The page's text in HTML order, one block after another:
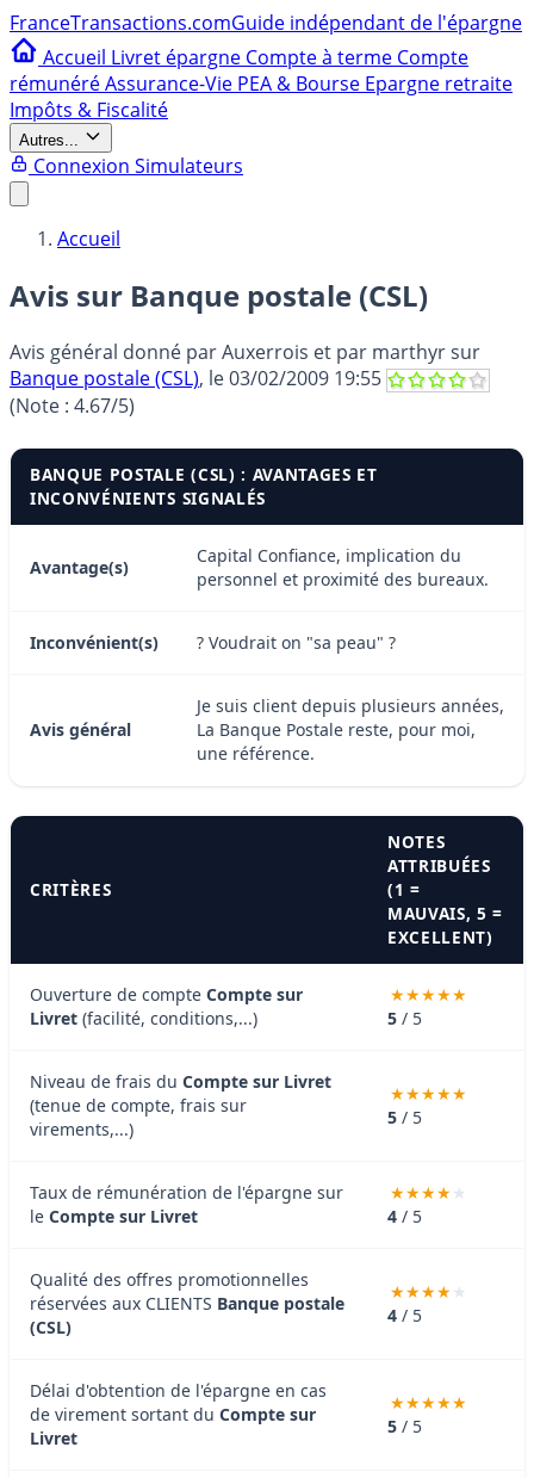
FranceTransactions.comGuide indépendant de l'épargne
Accueil Livret épargne Compte à terme Compte
rémunéréAssurance-Vie PEA & Bourse Epargne retraite
Impôts & Fiscalité
Autres...
Connexion Simulateurs
Accueil
Avis sur Banque postale (CSL)
Avis général donné parAuxerrois et par marthyrsur
Banque postale (CSL), le03/02/2009 19:55
(Note : 4.67/5)
BANQUE POSTALE (CSL) : AVANTAGES ET
INCONVÉNIENTS SIGNALÉS
Avantage(s)
Capital Confiance, implication du
personnel et proximité des bureaux.
Inconvénient(s) ? Voudrait on "sa peau" ?
Avis général
Je suis client depuis plusieurs années,
La Banque Postale reste, pour moi,
une référence.
CRITÈRES
NOTES
ATTRIBUÉES
(1 =
MAUVAIS, 5 =
EXCELLENT)
Ouverture de compte Compte sur
Livret (facilité, conditions,...) 5 / 5
Niveau de frais du Compte sur Livret
(tenue de compte, frais sur
virements,...)
5 / 5
Taux de rémunération de l'épargne sur
le Compte sur Livret 4 / 5
Qualité des offres promotionnelles
réservées aux CLIENTS Banque postale
(CSL)
4 / 5
Délai d'obtention de l'épargne en cas
de virement sortant du Compte sur
Livret
5 / 5